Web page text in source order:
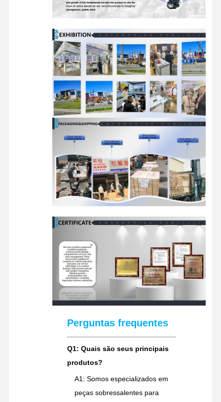
Perguntas frequentes
Q1: Quais são seus principais
produtos?
A1: Somos especializados em
peças sobressalentes para